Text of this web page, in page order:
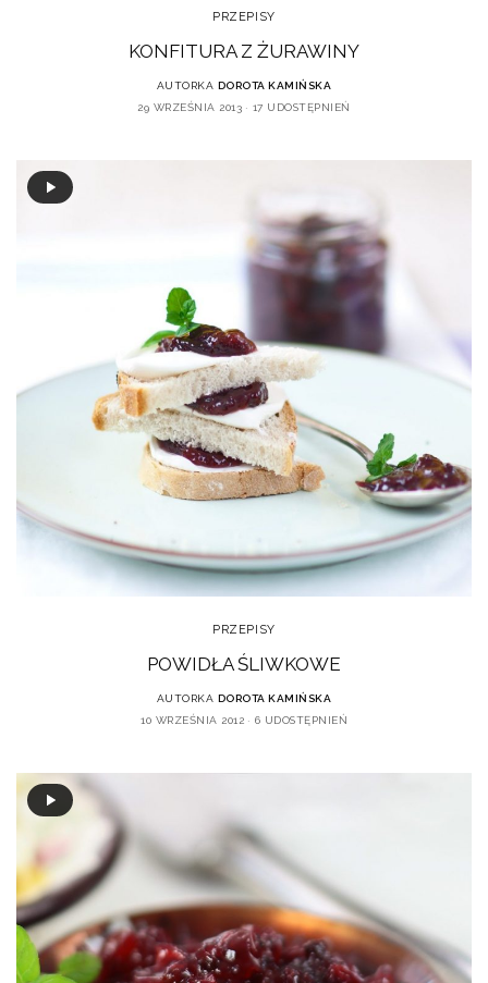
PRZEPISY
KONFITURA Z ŻURAWINY
AUTORKA DOROTA KAMIŃSKA
29 WRZEŚNIA 2013
17 UDOSTĘPNIEŃ
PRZEPISY
POWIDŁA ŚLIWKOWE
AUTORKA DOROTA KAMIŃSKA
10 WRZEŚNIA 2012
6 UDOSTĘPNIEŃ